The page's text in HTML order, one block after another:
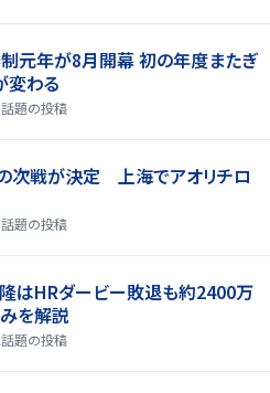
制元年が8月開幕 初の年度またぎ
変わる
話題の投稿
の次戦が決定 上海でアオリチロ
話題の投稿
隆はHRダービー敗退も約2400万
を解説
話題の投稿